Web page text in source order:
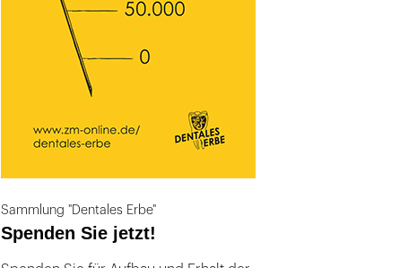
Sammlung "Dentales Erbe"
Spenden Sie jetzt!